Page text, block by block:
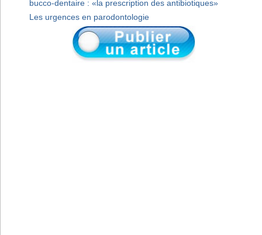
bucco-dentaire : «la prescription des antibiotiques»
Les urgences en parodontologie